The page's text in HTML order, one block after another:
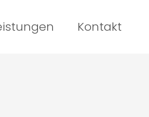
Kontakt